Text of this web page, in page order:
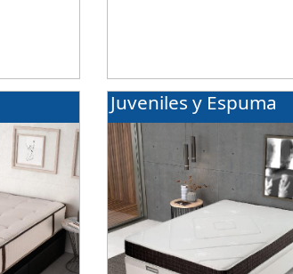
Juveniles y Espuma